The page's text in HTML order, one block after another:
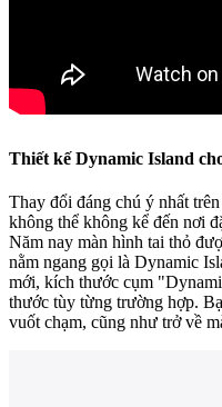
Thiết kế Dynamic Island
Thay đổi đáng chú ý nhất
không thể không kể đến nơi
Năm nay màn hình tai thỏ
nằm ngang gọi là Dynamic
mới, kích thước cụm
thước tùy từng trường hợp.
vuốt chạm, cũng như trở về